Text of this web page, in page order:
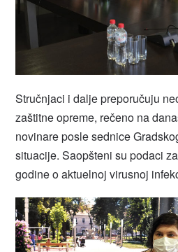
Stručnjaci i dalje preporučuju
zaštitne opreme, rečeno na
novinare posle sednice
situacije. Saopšteni su podaci
godine o aktuelnoj virusnoj